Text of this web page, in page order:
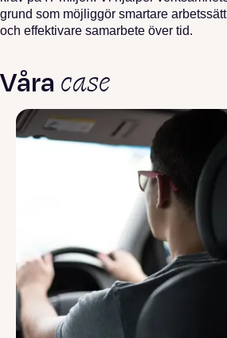
grund som möjliggör smartare
och effektivare samarbete över tid.
Våra case